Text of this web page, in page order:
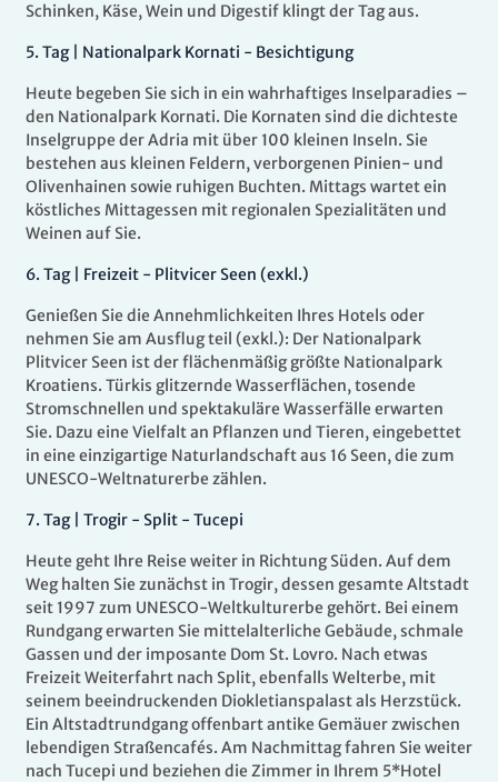
Schinken, Käse, Wein und Digestif klingt der Tag aus.
5. Tag | Nationalpark Kornati - Besichtigung
Heute begeben Sie sich in ein wahrhaftiges Inselparadies –
den Nationalpark Kornati. Die Kornaten sind die dichteste
Inselgruppe der Adria mit über 100 kleinen Inseln. Sie
bestehen aus kleinen Feldern, verborgenen Pinien- und
Olivenhainen sowie ruhigen Buchten. Mittags wartet ein
köstliches Mittagessen mit regionalen Spezialitäten und
Weinen auf Sie.
6. Tag | Freizeit - Plitvicer Seen (exkl.)
Genießen Sie die Annehmlichkeiten Ihres Hotels oder
nehmen Sie am Ausflug teil (exkl.): Der Nationalpark
Plitvicer Seen ist der flächenmäßig größte Nationalpark
Kroatiens. Türkis glitzernde Wasserflächen, tosende
Stromschnellen und spektakuläre Wasserfälle erwarten
Sie. Dazu eine Vielfalt an Pflanzen und Tieren, eingebettet
in eine einzigartige Naturlandschaft aus 16 Seen, die zum
UNESCO-Weltnaturerbe zählen.
7. Tag | Trogir - Split - Tucepi
Heute geht Ihre Reise weiter in Richtung Süden. Auf dem
Weg halten Sie zunächst in Trogir, dessen gesamte Altstadt
seit 1997 zum UNESCO-Weltkulturerbe gehört. Bei einem
Rundgang erwarten Sie mittelalterliche Gebäude, schmale
Gassen und der imposante Dom St. Lovro. Nach etwas
Freizeit Weiterfahrt nach Split, ebenfalls Welterbe, mit
seinem beeindruckenden Diokletianspalast als Herzstück.
Ein Altstadtrundgang offenbart antike Gemäuer zwischen
lebendigen Straßencafés. Am Nachmittag fahren Sie weiter
nach Tucepi und beziehen die Zimmer in Ihrem 5*Hotel